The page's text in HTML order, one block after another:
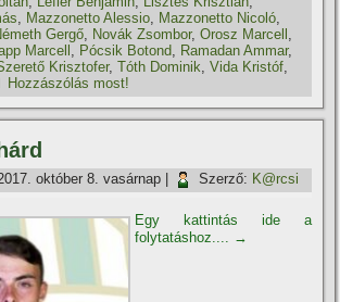
Mazzonetto Alessio Mazzonetto Nicoló
Gergő Novák Zsombor,Orosz Marcell
Marcell Pócsik Botond Ramadan Ammar,
Krisztofer,Tóth Dominik ,Vida Kristóf
Hozzászólás most!
október 8. vasárnap Szerző: K@rcsi
Egy kattintás ide a
folytatáshoz....
→